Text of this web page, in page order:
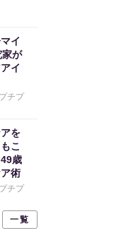
イ
家が
イ
チプ
を
こ
歳
術
チプ
一覧